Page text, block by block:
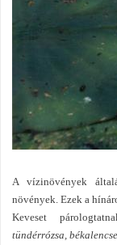
A vízinövények
növények. Ezek a
Keveset
tündérrózsa, békalencse